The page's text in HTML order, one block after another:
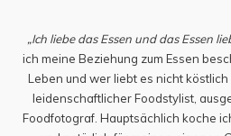
„Ich liebe das Essen und das Essen
ich meine Beziehung zum Essen
Leben und wer liebt es nicht köstlich
leidenschaftlicher Foodstylist,
Foodfotograf. Hauptsächlich koche